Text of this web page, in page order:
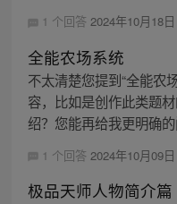
1 个回答 2024年10月18
全能农场系统
不太清楚您提到“全能农
容，比如是创作此类题
绍？您能再给我更明确
1 个回答 2024年10月09
极品天师人物简介篇